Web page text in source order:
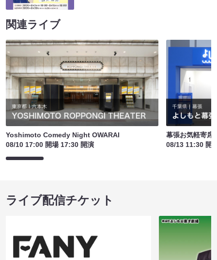
関連ライブ
Yoshimoto Comedy Night OWARAI
08/10 17:00 開場 17:30 開演
幕張お気軽寄席
08/13 11:30 開
ライブ配信チケット